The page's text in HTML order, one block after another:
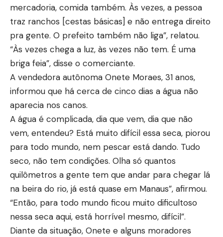
mercadoria, comida também. Às vezes, a pessoa
traz ranchos [cestas básicas] e não entrega direito
pra gente. O prefeito também não liga”, relatou.
“Às vezes chega a luz, às vezes não tem. É uma
briga feia”, disse o comerciante.
A vendedora autônoma Onete Moraes, 31 anos,
informou que há cerca de cinco dias a água não
aparecia nos canos.
A água é complicada, dia que vem, dia que não
vem, entendeu? Está muito difícil essa seca, piorou
para todo mundo, nem pescar está dando. Tudo
seco, não tem condições. Olha só quantos
quilômetros a gente tem que andar para chegar lá
na beira do rio, já está quase em Manaus”, afirmou.
“Então, para todo mundo ficou muito dificultoso
nessa seca aqui, está horrível mesmo, difícil”.
Diante da situação, Onete e alguns moradores